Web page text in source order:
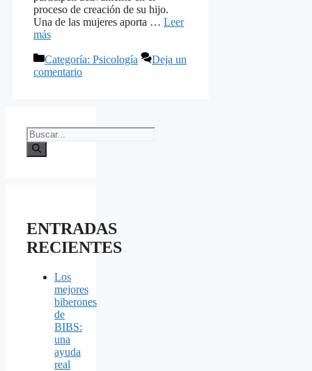
proceso de creación de su hijo.
Una de las mujeres aporta … Leer
más
Categorías
Categoría: Psicología
Deja un
comentario
Buscar:
ENTRADAS
RECIENTES
Los
mejores
biberones
de
BIBS:
una
ayuda
real